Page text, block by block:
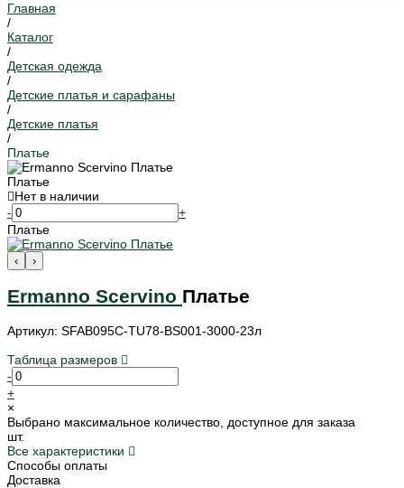
Главная
/
Каталог
/
Детская одежда
/
Детские платья и сарафаны
/
Детские платья
/
Платье
Платье
Нет в наличии
-
+
Платье
‹ ›
Ermanno Scervino Платье
Артикул: SFAB095C-TU78-BS001-3000-23л
Таблица размеров
-
+
×
Выбрано максимальное количество, доступное для заказа
шт.
Все характеристики
Способы оплаты
Доставка